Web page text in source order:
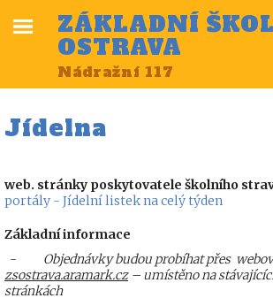
ZÁKLADNÍ
OSTRAVA
Nádražní 117
Jídelna
web. stránky poskytovatele školního
portály - Jídelní listek na celý týden
Základní informace
- Objednávky budou probíhat přes
zsostrava.aramark.cz– umístěno na
stránkách